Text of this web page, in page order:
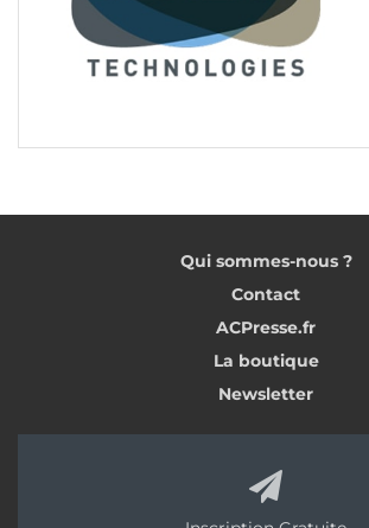
Qui sommes-nous ?
Contact
ACPresse.fr
La boutique
Newsletter